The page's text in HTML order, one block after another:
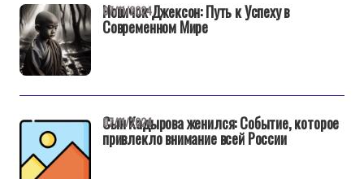
Новичок Джексон: Путь к Успеху в
Современном Мире
07/11/2024
Сын Кадырова женился: Событие, которое
привлекло внимание всей России
07/11/2024